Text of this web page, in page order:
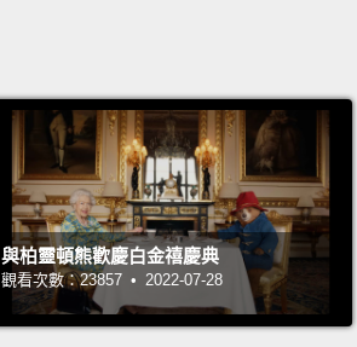
羅埃西亞除了沿
札格瑞布發生了
廈開始啟用，那
Zagreb has
scene. It's
與柏靈頓熊歡慶白金禧慶典
觀看次數：23857 • 2022-07-28